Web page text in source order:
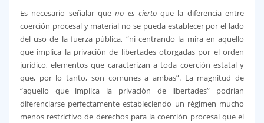
Es necesario señalar queno es ciertoque la diferencia entre
coerción procesal y material no se pueda establecer por el lado
del uso de la fuerza pública, “ni centrando la mira en aquello
que implica la privación de libertades otorgadas por el orden
jurídico, elementos que caracterizan a toda coerción estatal y
que, por lo tanto, son comunes a ambas”. La magnitud de
“aquello que implica la privación de libertades” podrían
diferenciarse perfectamente estableciendo un régimen mucho
menos restrictivo de derechos para la coerción procesal que el